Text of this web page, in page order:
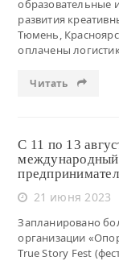
образовательные
развития
Тюмень,
оплачены
Читать
С 11 по 13
21 июня 2023
Запланировано
организации
True Story Fest